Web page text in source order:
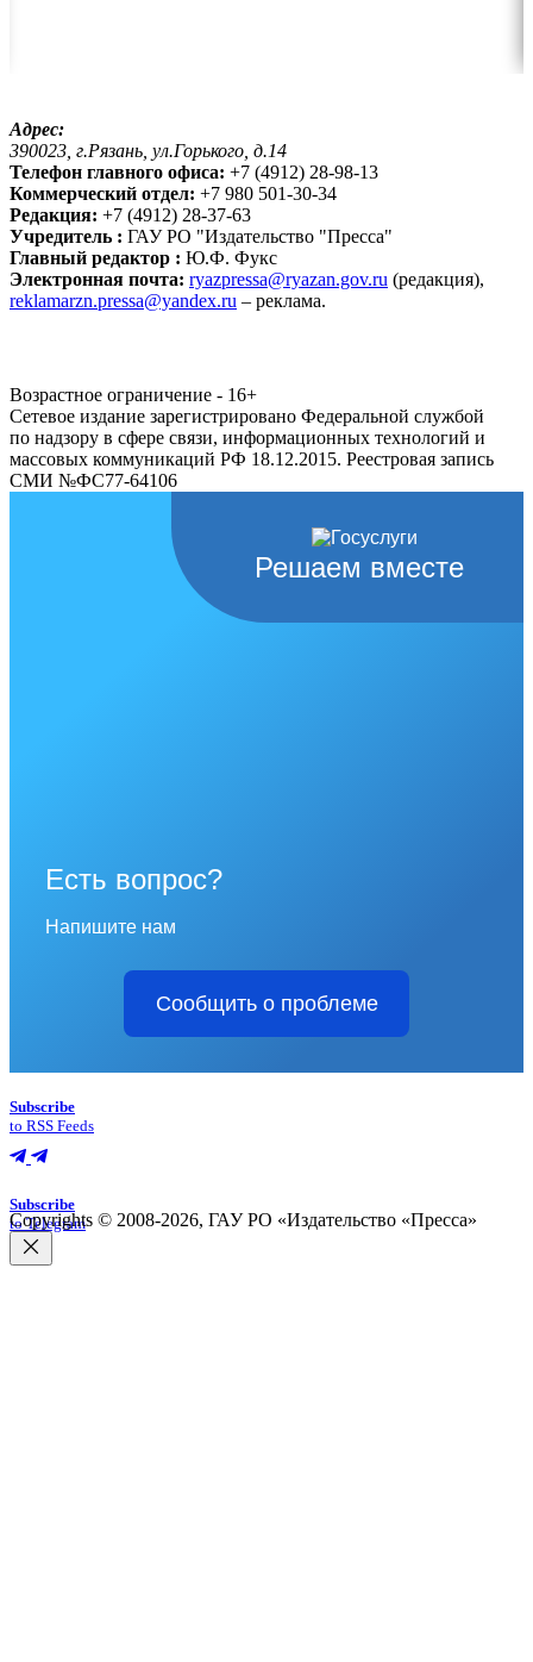
Адрес:
390023, г.Рязань, ул.Горького, д.14
Телефон главного офиса: +7 (4912) 28-98-13
Коммерческий отдел: +7 980 501-30-34
Редакция: +7 (4912) 28-37-63
Учредитель : ГАУ РО "Издательство "Пресса"
Главный редактор : Ю.Ф. Фукс
Электронная почта: ryazpressa@ryazan.gov.ru (редакция),
reklamarzn.pressa@yandex.ru – реклама.
Возрастное ограничение - 16+
Сетевое издание зарегистрировано Федеральной службой
по надзору в сфере связи, информационных технологий и
массовых коммуникаций РФ 18.12.2015. Реестровая запись
СМИ №ФС77-64106
Решаем вместе
Есть вопрос?
Напишите нам
Сообщить о проблеме
Subscribe
to RSS Feeds
Subscribe
to Telegram
Copyrights © 2008-2026, ГАУ РО «Издательство «Пресса»